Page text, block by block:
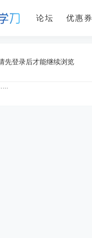
论坛 优惠券
先登录后才能继续浏览